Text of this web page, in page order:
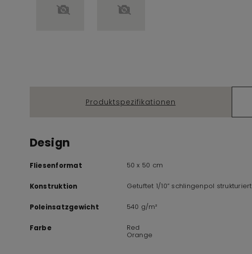
Produktspezifikationen
Design
Fliesenformat 50 x 50 cm
Konstruktion Getuftet 1/10” schlingenpol strukturiert
Poleinsatzgewicht 540 g/m²
Farbe Red
Orange